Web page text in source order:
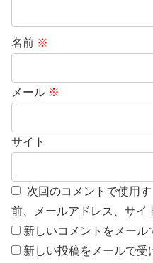
名前 ※
メール ※
サイト
次回のコメントで使用
前、メールアドレス、サイ
新しいコメントをメール
新しい投稿をメールで受